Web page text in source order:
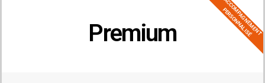
Premium ACCOMPAGNEMENT
PERSONNALISÉ